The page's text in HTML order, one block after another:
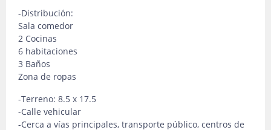
-Distribución:
Sala comedor
2 Cocinas
6 habitaciones
3 Baños
Zona de ropas
-Terreno: 8.5 x 17.5
-Calle vehicular
-Cerca a vías principales, transporte público, centros de